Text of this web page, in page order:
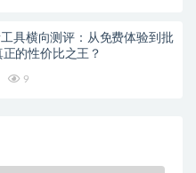
具横向测评：从免费体验到批
的性价比之王？
9